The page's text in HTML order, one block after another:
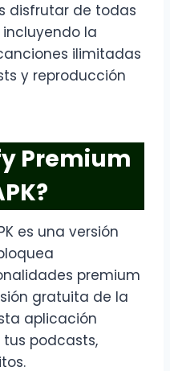
disfrutar de todas
la
ilimitadas
y reproducción
Premium
es una versión
premium
gratuita de la
aplicación
podcasts,